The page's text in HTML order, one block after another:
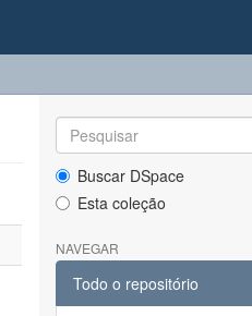
Buscar DSpace
Esta coleção
NAVEGAR
Todo o repositório